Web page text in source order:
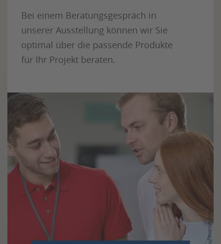
Bei einem Beratungsgespräch in
unserer Ausstellung können wir Sie
optimal über die passende Produkte
für Ihr Projekt beraten.